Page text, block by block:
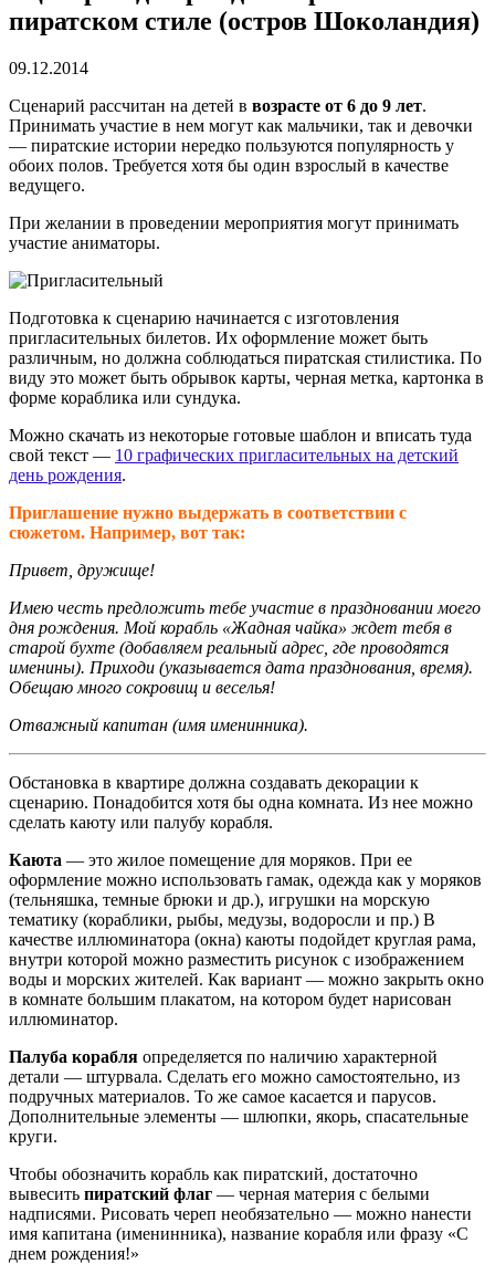
пиратском стиле (остров Шоколандия)
09.12.2014
Сценарий рассчитан на детей в возрасте от 6 до 9 лет.
Принимать участие в нем могут как мальчики, так и девочки
— пиратские истории нередко пользуются популярность у
обоих полов. Требуется хотя бы один взрослый в качестве
ведущего.
При желании в проведении мероприятия могут принимать
участие аниматоры.
Подготовка к сценарию начинается с изготовления
пригласительных билетов. Их оформление может быть
различным, но должна соблюдаться пиратская стилистика. По
виду это может быть обрывок карты, черная метка, картонка в
форме кораблика или сундука.
Можно скачать из некоторые готовые шаблон и вписать туда
свой текст — 10 графических пригласительных на детский
день рождения.
Приглашение нужно выдержать в соответствии с
сюжетом. Например, вот так:
Привет, дружище!
Имею честь предложить тебе участие в праздновании моего
дня рождения. Мой корабль «Жадная чайка» ждет тебя в
старой бухте (добавляем реальный адрес, где проводятся
именины). Приходи (указывается дата празднования, время).
Обещаю много сокровищ и веселья!
Отважный капитан (имя именинника).
Обстановка в квартире должна создавать декорации к
сценарию. Понадобится хотя бы одна комната. Из нее можно
сделать каюту или палубу корабля.
Каюта — это жилое помещение для моряков. При ее
оформление можно использовать гамак, одежда как у моряков
(тельняшка, темные брюки и др.), игрушки на морскую
тематику (кораблики, рыбы, медузы, водоросли и пр.) В
качестве иллюминатора (окна) каюты подойдет круглая рама,
внутри которой можно разместить рисунок с изображением
воды и морских жителей. Как вариант — можно закрыть окно
в комнате большим плакатом, на котором будет нарисован
иллюминатор.
Палуба корабля определяется по наличию характерной
детали — штурвала. Сделать его можно самостоятельно, из
подручных материалов. То же самое касается и парусов.
Дополнительные элементы — шлюпки, якорь, спасательные
круги.
Чтобы обозначить корабль как пиратский, достаточно
вывесить пиратский флаг — черная материя с белыми
надписями. Рисовать череп необязательно — можно нанести
имя капитана (именинника), название корабля или фразу «С
днем рождения!»